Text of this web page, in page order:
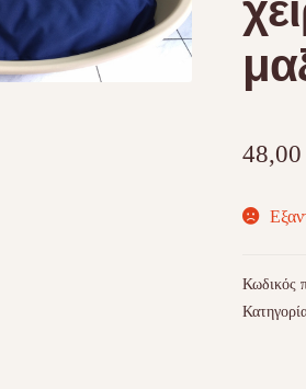
Κωδικός